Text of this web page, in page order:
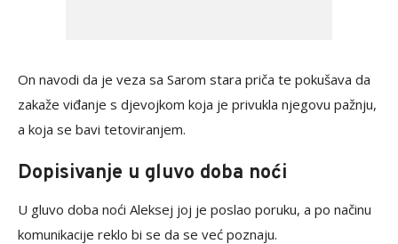
On navodi da je veza sa Sarom stara priča te pokušava da
zakaže viđanje s djevojkom koja je privukla njegovu pažnju,
a koja se bavi tetoviranjem.
Dopisivanje u gluvo doba noći
U gluvo doba noći Aleksej joj je poslao poruku, a po načinu
komunikacije reklo bi se da se već poznaju.